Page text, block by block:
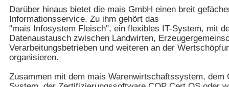
Darüber hinaus bietet die mais GmbH einen breit
Informationsservice. Zu ihm gehört das
"mais Infosystem Fleisch", ein flexibles IT-System, mit
Datenaustausch zwischen Landwirten,
Verarbeitungsbetrieben und weiteren an der
organisieren.
Zusammen mit dem mais Warenwirtschaftssystem, dem